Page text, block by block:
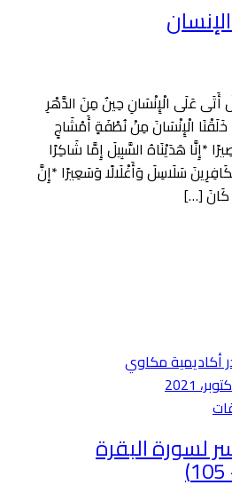
أَتَى عَلَى الْإِنْسَانِ حِينٌ مِنَ الدَّهْرِ
خَلَقْنَا الْإِنْسَانَ مِنْ نُطْفَةٍ أَمْشَاجٍ
*إِنَّا هَدَيْنَاهُ السَّبِيلَ إِمَّا شَاكِرًا
سَلَاسِلَ وَأَغْلَالًا وَسَعِيرًا *إِنَّ
كَانَ […]
أكاديمية مكاوي
لسورة البقرة